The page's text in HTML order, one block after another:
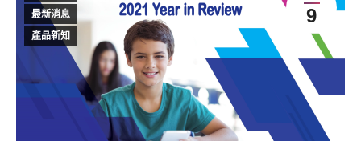
9
最新消息
產品新知